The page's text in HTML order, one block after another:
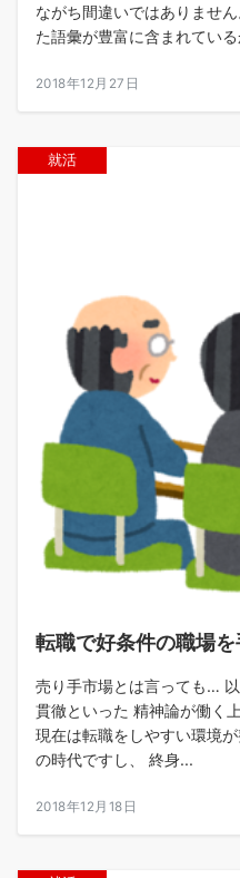
ながち間違いではありませ
た語彙が豊富に含まれてい
2018年12月27日
就活
転職で好条件の職場
売り手市場とは言っても…
貫徹といった 精神論が働く
現在は転職をしやすい環境
の時代ですし、 終身...
2018年12月18日